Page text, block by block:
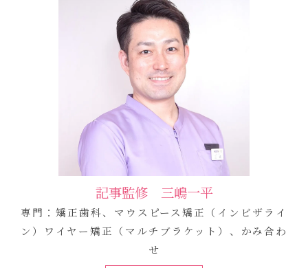
記事監修 三嶋一平
専門：矯正歯科、マウスピース矯正（インビザライ
ン）ワイヤー矯正（マルチブラケット）、かみ合わ
せ